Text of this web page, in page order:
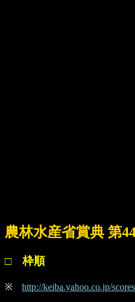
農林水産省賞典 第
□ 枠順
※ http://keiba.yahoo.co.jp/